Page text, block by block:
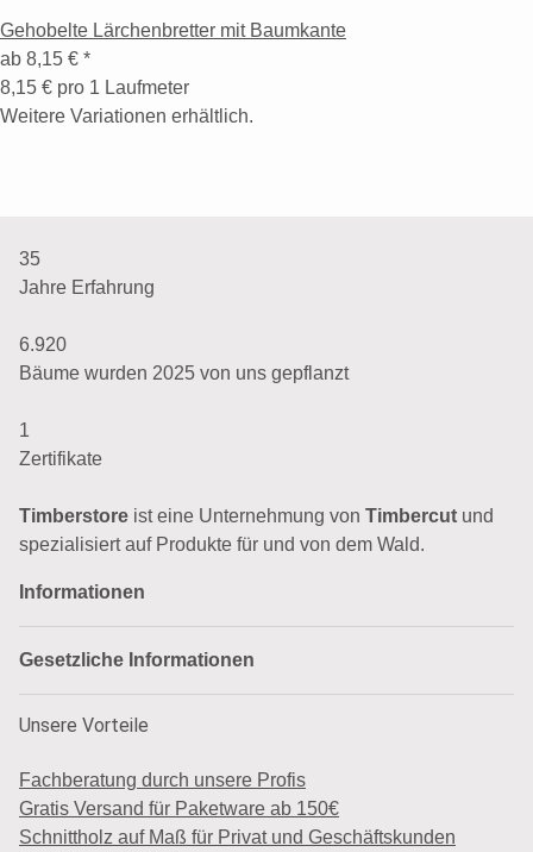
Gehobelte Lärchenbretter mit Baumkante
ab 8,15 € *
8,15 € pro 1 Laufmeter
Weitere Variationen erhältlich.
35
Jahre Erfahrung
6.920
Bäume wurden 2025 von uns gepflanzt
1
Zertifikate
Timberstore ist eine Unternehmung von Timbercut und
spezialisiert auf Produkte für und von dem Wald.
Informationen
Gesetzliche Informationen
Unsere Vorteile
Fachberatung durch unsere Profis
Gratis Versand für Paketware ab 150€
Schnittholz auf Maß für Privat und Geschäftskunden